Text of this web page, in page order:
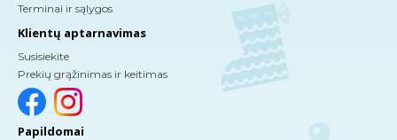
Terminai ir sąlygos
Klientų aptarnavimas
Susisiekite
Prekių grąžinimas ir keitimas
Papildomai